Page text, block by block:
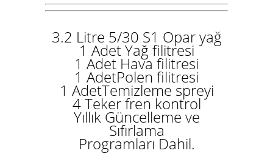
3.2 Litre 5/30 S1 Opar yağ
1 Adet Yağ filitresi
1 Adet Hava filitresi
1 AdetPolen filitresi
1 AdetTemizleme spreyi
4 Teker fren kontrol
Yıllık Güncelleme ve
Sıfırlama
Programları Dahil.